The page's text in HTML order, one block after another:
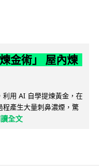
金術」 屋內煉
利用 AI 自學提煉黃金，在
產生大量刺鼻濃煙，驚
全文